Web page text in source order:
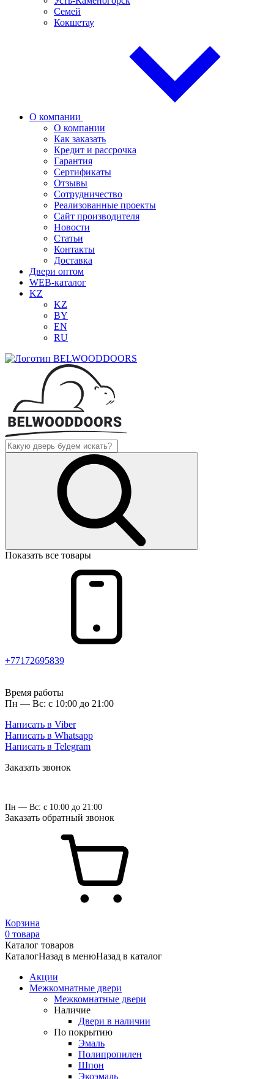
Семей
Кокшетау
О компании
О компании
Как заказать
Кредит и рассрочка
Гарантия
Сертификаты
Отзывы
Сотрудничество
Реализованные проекты
Сайт производителя
Новости
Статьи
Контакты
Доставка
Двери оптом
WEB-каталог
KZ
KZ
BY
EN
RU
Показать все товары
+77172695839
Время работы
Пн — Вс: с 10:00 до 21:00
Написать в Viber
Написать в Whatsapp
Написать в Telegram
Заказать звонок
Пн — Вс: с 10:00 до 21:00
Заказать обратный звонок
Корзина
0 товара
Каталог товаров
КаталогНазад в менюНазад в каталог
Акции
Межкомнатные двери
Межкомнатные двери
Наличие
Двери в наличии
По покрытию
Эмаль
Полипропилен
Шпон
Экоэмаль